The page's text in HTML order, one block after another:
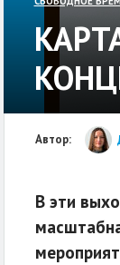
Автор:
В эти